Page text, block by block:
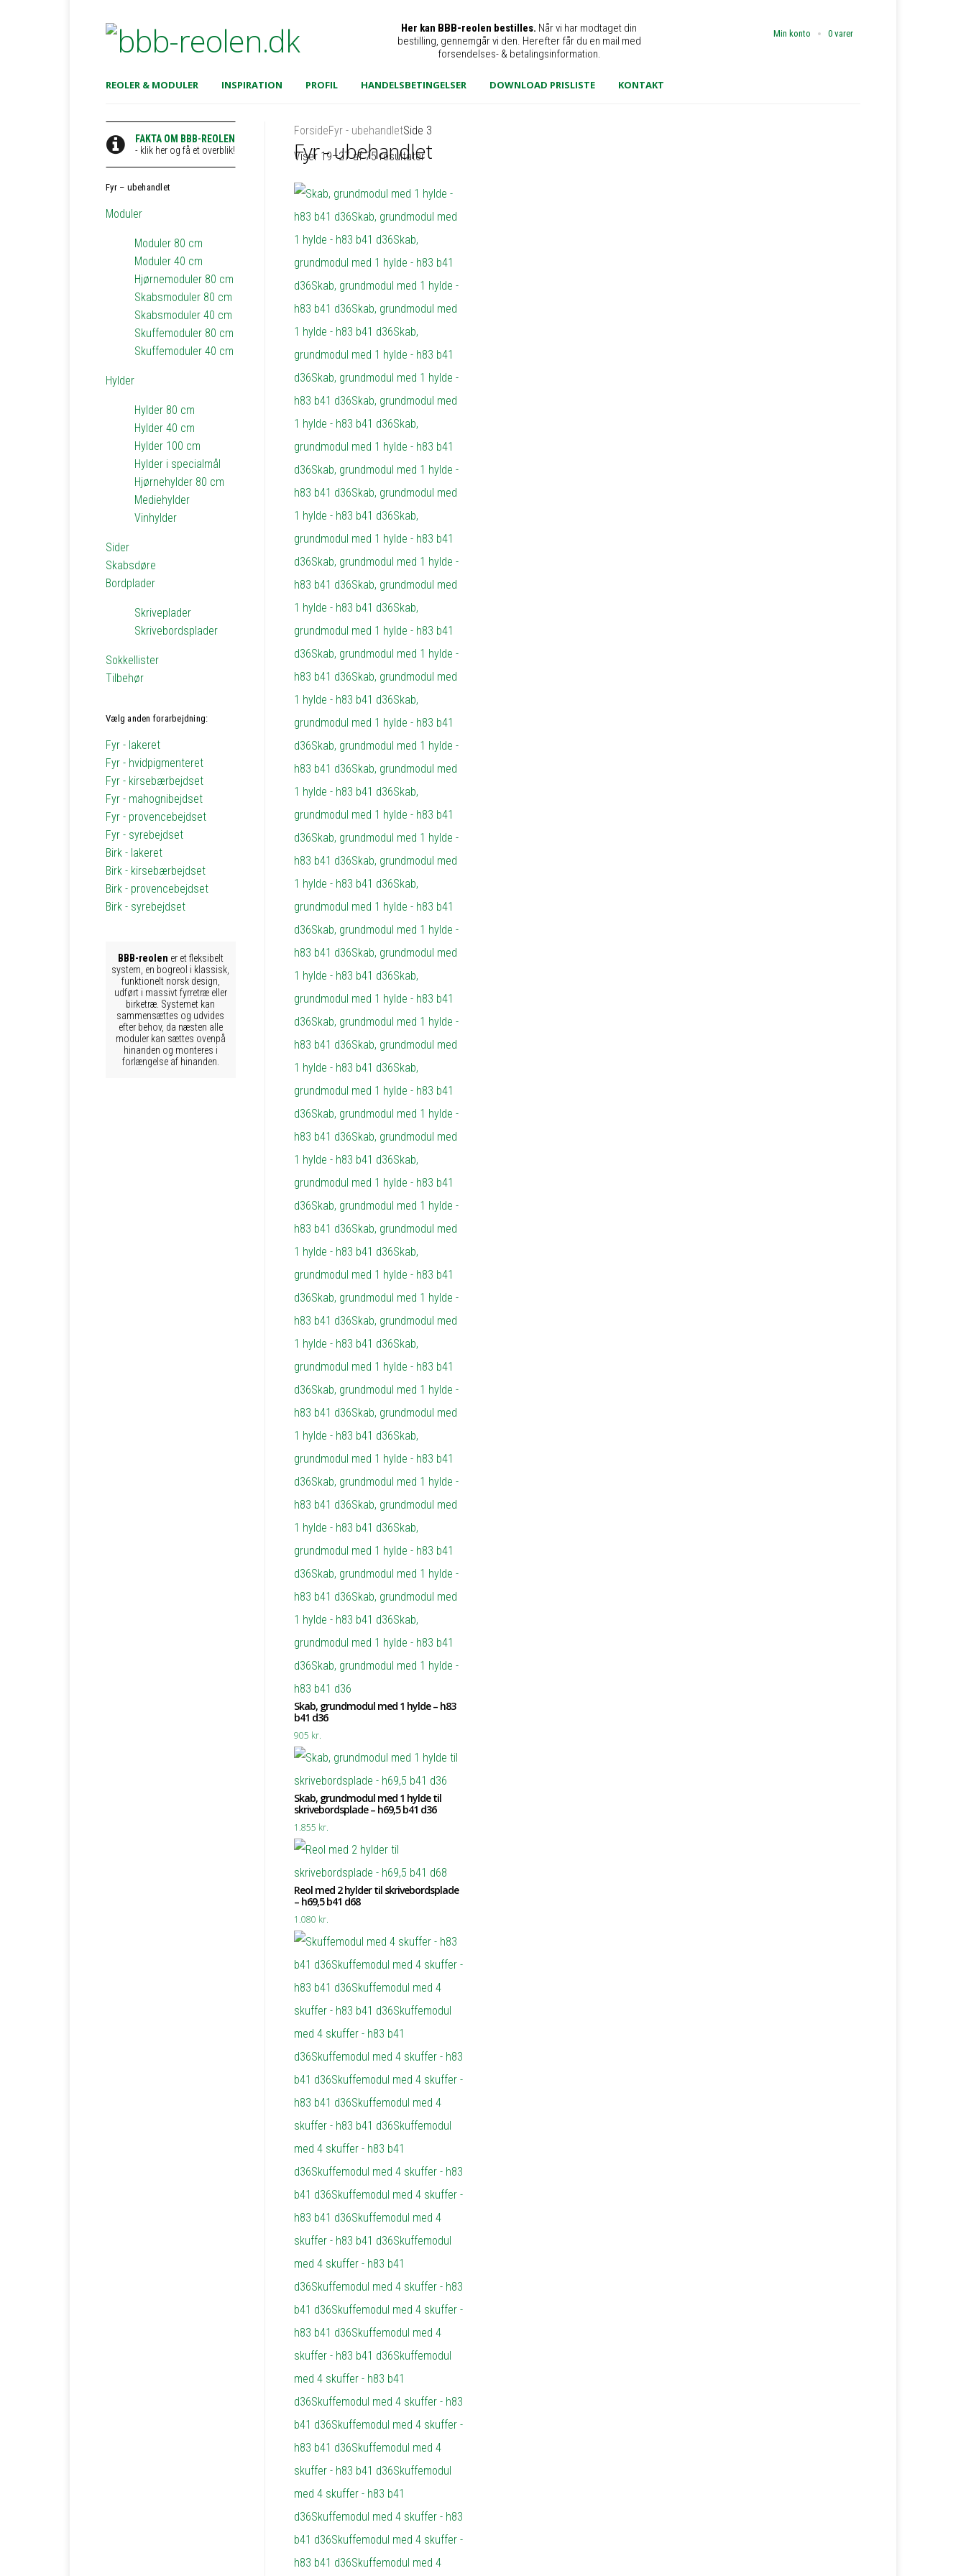
Min konto 0 varer
Her kan BBB-reolen bestilles. Når vi har modtaget din
bestilling, gennemgår vi den. Herefter får du en mail med
forsendelses- & betalingsinformation.
REOLER & MODULER INSPIRATION PROFIL HANDELSBETINGELSER DOWNLOAD PRISLISTE KONTAKT
ForsideFyr - ubehandletSide 3
Fyr - ubehandlet
Viser 19–27 af 75 resultater
Skab, grundmodul med 1 hylde – h83
b41 d36
905 kr.
Skab, grundmodul med 1 hylde til
skrivebordsplade – h69,5 b41 d36
1.855 kr.
Reol med 2 hylder til skrivebordsplade
– h69,5 b41 d68
1.080 kr.
FAKTA OM BBB-REOLEN
- klik her og få et overblik!
Fyr – ubehandlet
Moduler
Moduler 80 cm
Moduler 40 cm
Hjørnemoduler 80 cm
Skabsmoduler 80 cm
Skabsmoduler 40 cm
Skuffemoduler 80 cm
Skuffemoduler 40 cm
Hylder
Hylder 80 cm
Hylder 40 cm
Hylder 100 cm
Hylder i specialmål
Hjørnehylder 80 cm
Mediehylder
Vinhylder
Sider
Skabsdøre
Bordplader
Skriveplader
Skrivebordsplader
Sokkellister
Tilbehør
Vælg anden forarbejdning:
Fyr - lakeret
Fyr - hvidpigmenteret
Fyr - kirsebærbejdset
Fyr - mahognibejdset
Fyr - provencebejdset
Fyr - syrebejdset
Birk - lakeret
Birk - kirsebærbejdset
Birk - provencebejdset
Birk - syrebejdset
BBB-reolen er et fleksibelt
system, en bogreol i klassisk,
funktionelt norsk design,
udført i massivt fyrretræ eller
birketræ. Systemet kan
sammensættes og udvides
efter behov, da næsten alle
moduler kan sættes ovenpå
hinanden og monteres i
forlængelse af hinanden.